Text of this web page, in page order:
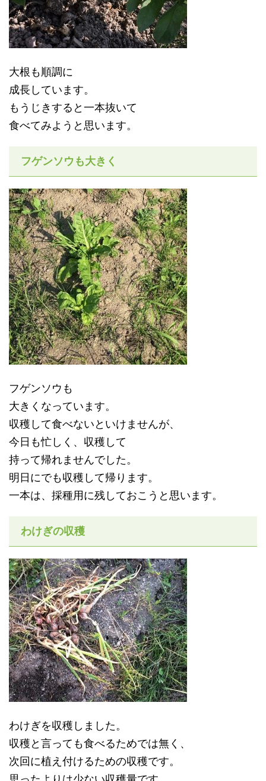
大根も順調に
成長しています。
もうじきすると一本抜いて
食べてみようと思います。
フゲンソウも大きく
フゲンソウも
大きくなっています。
収穫して食べないといけませんが、
今日も忙しく、収穫して
持って帰れませんでした。
明日にでも収穫して帰ります。
一本は、採種用に残しておこうと思います。
わけぎの収穫
わけぎを収穫しました。
収穫と言っても食べるためでは無く、
次回に植え付けるための収穫です。